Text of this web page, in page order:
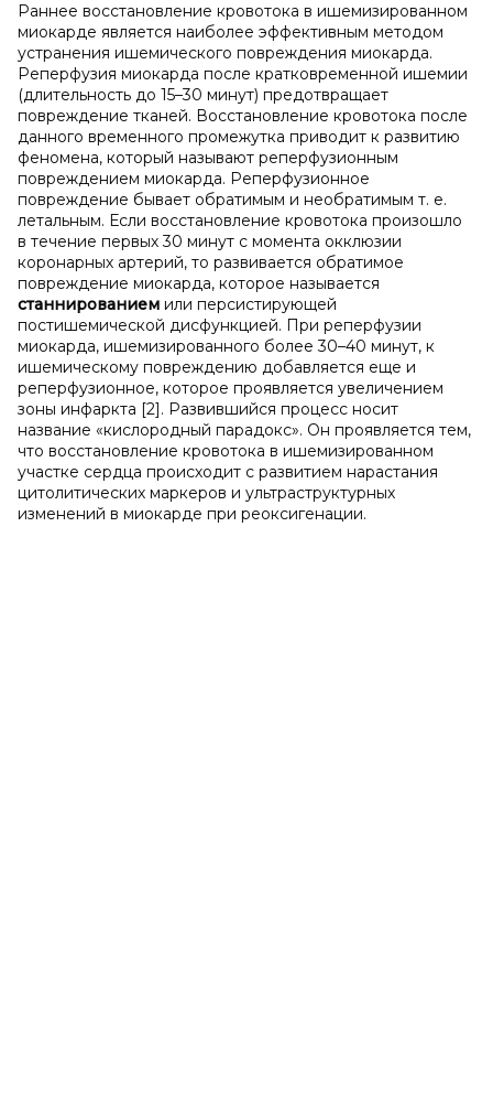
Раннее восстановление кровотока в ишемизированном
миокарде является наиболее эффективным методом
устранения ишемического повреждения миокарда.
Реперфузия миокарда после кратковременной ишемии
(длительность до 15–30 минут) предотвращает
повреждение тканей. Восстановление кровотока после
данного временного промежутка приводит к развитию
феномена, который называют реперфузионным
повреждением миокарда. Реперфузионное
повреждение бывает обратимым и необратимым т. е.
летальным. Если восстановление кровотока произошло
в течение первых 30 минут с момента окклюзии
коронарных артерий, то развивается обратимое
повреждение миокарда, которое называется
станнированием или персистирующей
постишемической дисфункцией. При реперфузии
миокарда, ишемизированного более 30–40 минут, к
ишемическому повреждению добавляется еще и
реперфузионное, которое проявляется увеличением
зоны инфаркта [2]. Развившийся процесс носит
название «кислородный парадокс». Он проявляется тем,
что восстановление кровотока в ишемизированном
участке сердца происходит с развитием нарастания
цитолитических маркеров и ультраструктурных
изменений в миокарде при реоксигенации.